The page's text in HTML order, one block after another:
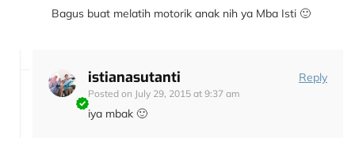
Bagus buat melatih motorik anak nih ya Mba Isti 🙂
istianasutanti
Posted on July 29, 2015 at 9:37 am
Reply
iya mbak 🙂